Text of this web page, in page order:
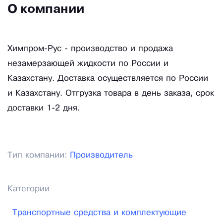
О компании
Химпром-Рус - производство и продажа
незамерзающей жидкости по России и
Казахстану. Доставка осуществляется по России
и Казахстану. Отгрузка товара в день заказа, срок
доставки 1-2 дня.
Тип компании: Производитель
Категории
Транспортные средства и комплектующие